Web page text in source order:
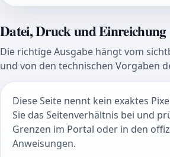
Datei, Druck und Einreichung
Die richtige Ausgabe hängt vom
und von den technischen Vorgaben
Diese Seite nennt kein exaktes
Sie das Seitenverhältnis bei und
Grenzen im Portal oder in den
Anweisungen.